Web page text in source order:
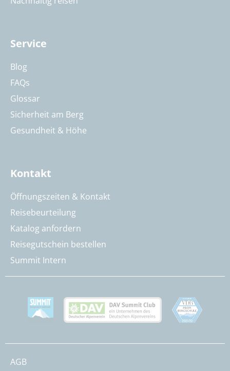
Service
Blog
FAQs
Glossar
Sicherheit am Berg
Gesundheit & Höhe
Kontakt
Öffnungszeiten & Kontakt
Reisebeurteilung
Katalog anfordern
Reisegutschein bestellen
Summit Intern
AGB